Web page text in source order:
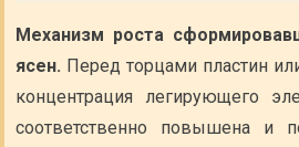
Механизм роста
ясен. Перед торцами пластин
концентрация легирующего
соответственно повышена и